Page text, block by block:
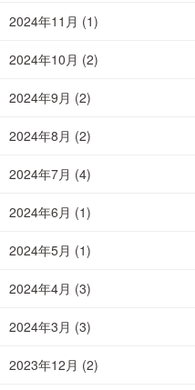
2024年11月 (1)
2024年10月 (2)
2024年9月 (2)
2024年8月 (2)
2024年7月 (4)
2024年6月 (1)
2024年5月 (1)
2024年4月 (3)
2024年3月 (3)
2023年12月 (2)